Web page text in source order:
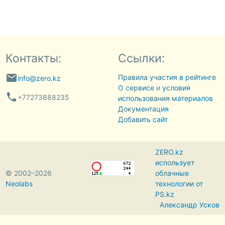
Контакты:
emailinfo@zero.kz
phone +77273888235
Ссылки:
Правила участия в рейтинге
О сервисеи условия
использования материалов
Документация
Добавить сайт
© 2002–2026
Neolabs
ZERO.kz
использует
облачные
технологии от
PS.kz
Александр Усков